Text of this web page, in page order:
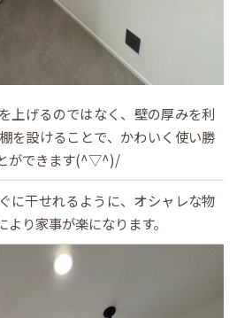
上げるのではなく、壁の厚みを利
を設けることで、かわいく使い勝
ができます(^▽^)/
に干せれるように、オシャレな物
り家事が楽になります。